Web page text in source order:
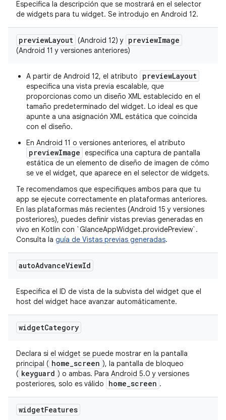
Especifica la descripción que se mostrará en el selector
de widgets para tu widget. Se introdujo en Android 12.
previewLayout (Android 12) y previewImage
(Android 11 y versiones anteriores)
A partir de Android 12, el atributo previewLayout
especifica una vista previa escalable, que
proporcionas como un diseño XML establecido en el
tamaño predeterminado del widget. Lo ideal es que
apunte a una asignación XML estática que coincida
con el diseño.
En Android 11 o versiones anteriores, el atributo
previewImage especifica una captura de pantalla
estática de un elemento de diseño de imagen de cómo
se ve el widget, que aparece en el selector de widgets.
Te recomendamos que especifiques ambos para que tu
app se ejecute correctamente en plataformas anteriores.
En las plataformas más recientes (Android 15 y versiones
posteriores), puedes definir vistas previas generadas en
vivo en Kotlin con `GlanceAppWidget.providePreview`.
Consulta la guía de Vistas previas generadas.
autoAdvanceViewId
Especifica el ID de vista de la subvista del widget que el
host del widget hace avanzar automáticamente.
widgetCategory
Declara si el widget se puede mostrar en la pantalla
principal ( home_screen ), la pantalla de bloqueo
( keyguard ) o ambas. Para Android 5.0 y versiones
posteriores, solo es válido
home_screen .
widgetFeatures